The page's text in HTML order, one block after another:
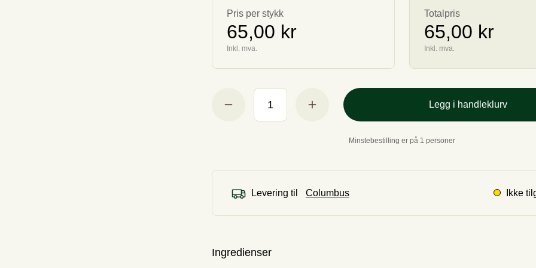
Pris per stykk
65,00 kr
Inkl. mva.
Totalpris
65,00 kr
Inkl. mva.
Legg i handleklurv
Minstebestilling er på 1 personer
Levering til Ikke
Ingredienser